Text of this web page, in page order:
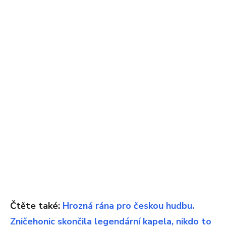
Čtěte také: Hrozná rána pro českou hudbu.
Zničehonic skončila legendární kapela, nikdo to